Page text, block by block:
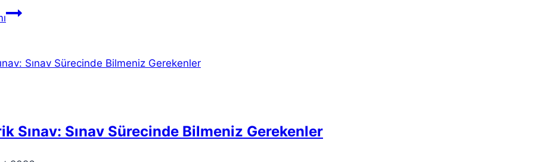
Twitter
kısıtlımı
X…Sınav: Sınav Sürecinde Bilmeniz Gerekenler